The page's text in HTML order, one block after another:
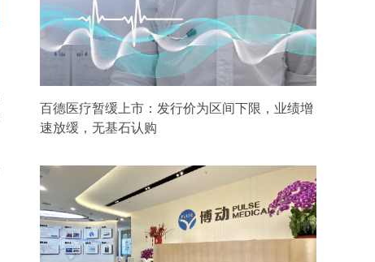
百德医疗暂缓上市：发行价为区间下限，业绩增
速放缓，无基石认购